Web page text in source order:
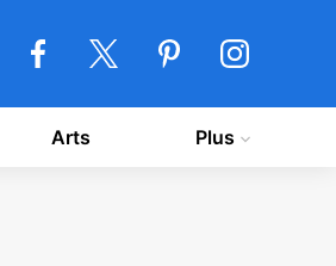
Arts Plus